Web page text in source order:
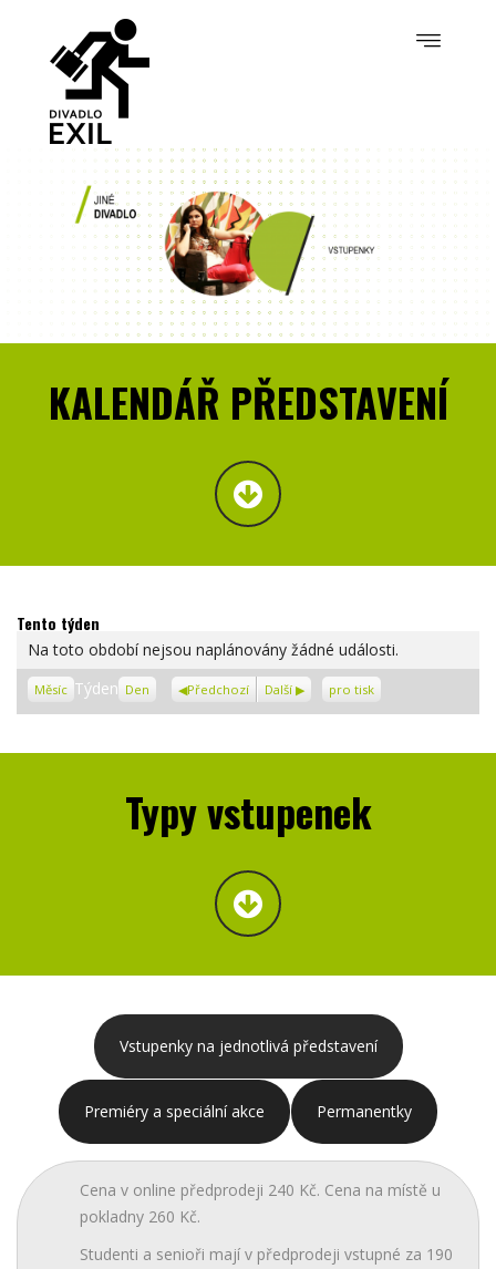
KALENDÁŘ PŘEDSTAVENÍ
Tento týden
Na toto období nejsou naplánovány žádné události.
Měsíc Týden Den Předchozí Další Zobrazení
pro tisk
Typy vstupenek
Vstupenky na jednotlivá představení
Premiéry a speciální akce Permanentky
Cena v online předprodeji 240 Kč. Cena na místě u
pokladny 260 Kč.
Studenti a senioři mají v předprodeji vstupné za 190